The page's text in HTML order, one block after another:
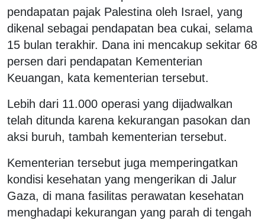
pendapatan pajak Palestina oleh Israel, yang
dikenal sebagai pendapatan bea cukai, selama
15 bulan terakhir. Dana ini mencakup sekitar 68
persen dari pendapatan Kementerian
Keuangan, kata kementerian tersebut.
Lebih dari 11.000 operasi yang dijadwalkan
telah ditunda karena kekurangan pasokan dan
aksi buruh, tambah kementerian tersebut.
Kementerian tersebut juga memperingatkan
kondisi kesehatan yang mengerikan di Jalur
Gaza, di mana fasilitas perawatan kesehatan
menghadapi kekurangan yang parah di tengah